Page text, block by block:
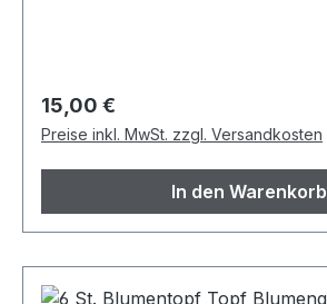
Regulärer Preis:
15,00 €
Preise inkl. MwSt. zzgl. Versandkosten
In den Warenkorb